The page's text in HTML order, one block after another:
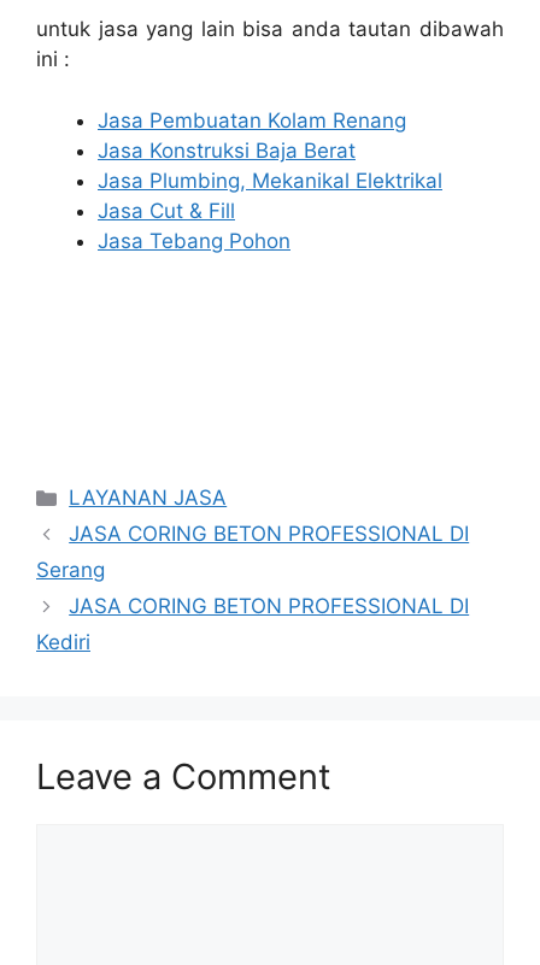
untuk jasa yang lain bisa anda tautan dibawah
ini :
Jasa Pembuatan Kolam Renang
Jasa Konstruksi Baja Berat
Jasa Plumbing, Mekanikal Elektrikal
Jasa Cut & Fill
Jasa Tebang Pohon
Categories
LAYANAN JASA
JASA CORING BETON PROFESSIONAL DI
Serang
JASA CORING BETON PROFESSIONAL DI
Kediri
Leave a Comment